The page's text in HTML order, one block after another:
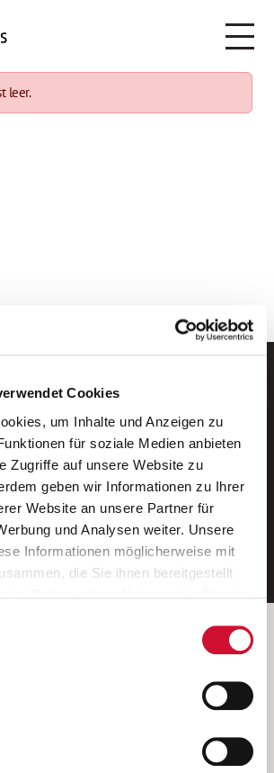
Cookies
um Inhalte und Anzeigen zu
für soziale Medien anbieten
Zugriffe auf unsere Website zu
geben wir Informationen zu Ihrer
Website an unsere Partner für
und Analysen weiter. Unsere
Informationen möglicherweise mit
die Sie ihnen bereitgestellt
zulassen“ klicken, so stimmen
sämtlicher Cookies zu. Sie können
jederzeit widerrufen,
Einstellungen aufrufen und diese
leer.
Stellen per E-Mail.
Service von AWO
Jobs.
E-Mail-Adresse eintragen
des AWO Bezirksverbandes Unterfranken